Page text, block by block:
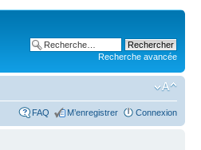
Recherche avancée
FAQ M’enregistrer Connexion